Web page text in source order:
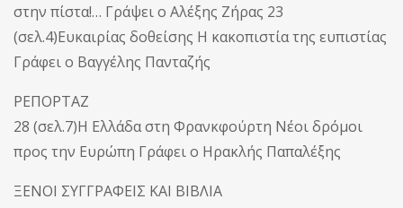
στην πίστα!… Γράψει ο Αλέξης Ζήρας 23
(σελ.4)Ευκαιρίας δοθείσης Η κακοπιστία της ευπιστίας
Γράφει ο Βαγγέλης Πανταζής
ΡΕΠΟΡΤΑΖ
28 (σελ.7)Η Ελλάδα στη Φρανκφούρτη Νέοι δρόμοι
προς την Ευρώπη Γράφει ο Ηρακλής Παπαλέξης
ΞΕΝΟΙ ΣΥΓΓΡΑΦΕΙΣ ΚΑΙ ΒΙΒΛΙΑ